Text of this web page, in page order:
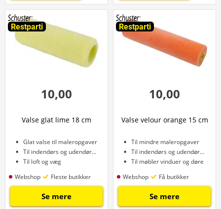
Restparti
10,00
Valse glat lime 18 cm
Glat valse til maleropgaver
Til indendørs og udendørs brug
Til loft og væg
Webshop
Fleste butikker
Se mere
Restparti
10,00
Valse velour orange 15 cm
Til mindre maleropgaver
Til indendørs og udendørs brug
Til møbler vinduer og døre
Webshop
Få butikker
Se mere